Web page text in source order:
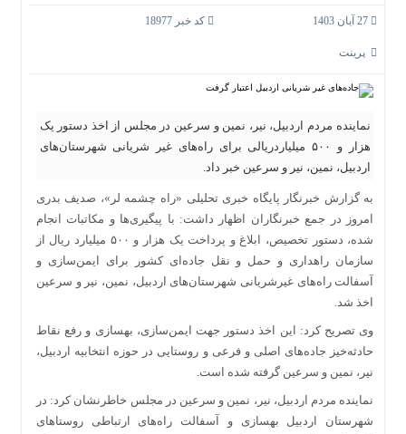
کد خبر 18977
پرینت
نماینده مردم اردبیل، نیر، نمین و سرعین در مجلس از اخذ دستور یک
هزار و ۵۰۰ میلیاردریالی برای راه‌های غیر شریانی شهرستان‌های
اردبیل، نمین، نیر و سرعین خبر داد.
به گزارش خبرنگار پایگاه خبری تحلیلی «راه چشمه لر»، صدیف بدری
امروز در جمع خبرنگاران اظهار داشت: با پیگیری‌ها و مکاتبات انجام
شده، دستور تخصیص، ابلاغ و پرداخت یک هزار و ۵۰۰ میلیارد ریال از
سازمان راهداری و حمل و نقل جاده‌ای کشور برای ایمن‌سازی و
آسفالت راه‌های غیرشریانی شهرستان‌های اردبیل، نمین، نیر و سرعین
اخذ شد.
وی تصریح کرد: این اخذ دستور جهت ایمن‌سازی، بهسازی و رفع نقاط
حادثه‌خیز جاده‌های اصلی و فرعی و روستایی در حوزه انتخابیه اردبیل،
نیر، نمین و سرعین گرفته شده است.
نماینده مردم اردبیل، نیر، نمین و سرعین در مجلس خاطرنشان کرد: در
شهرستان اردبیل بهسازی و آسفالت راه‌های ارتباطی روستاهای